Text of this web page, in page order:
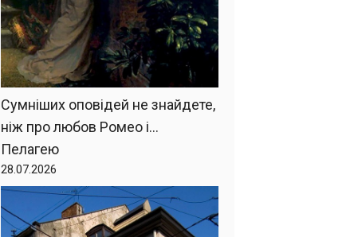
Сумніших оповідей не знайдете,
ніж про любов Ромео і…
Пелагею
28.07.2026